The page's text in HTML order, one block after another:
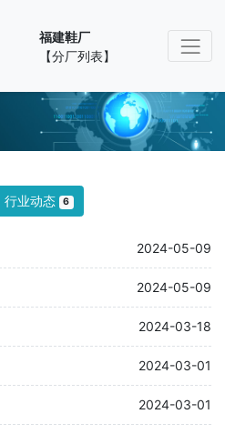
福建鞋厂
【分厂列表】
行业动态 6
2024-05-09
2024-05-09
2024-03-18
2024-03-01
2024-03-01